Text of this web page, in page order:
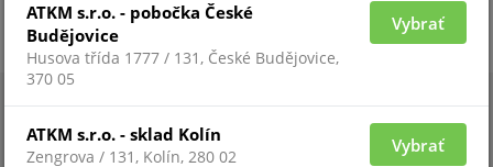
ATKM s.r.o. - pobočka České
Budějovice
Husova třída 1777 / 131, České Budějovice,
370 05
Vybrať
ATKM s.r.o. - sklad Kolín
Zengrova / 131, Kolín, 280 02
Vybrať